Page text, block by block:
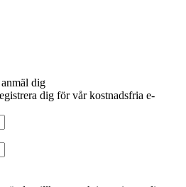
dig
dig för vår kostnadsfria e-